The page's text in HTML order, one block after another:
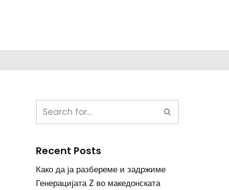
Recent Posts
Како да ја разбереме и задржиме
Генерацијата Z во македонската